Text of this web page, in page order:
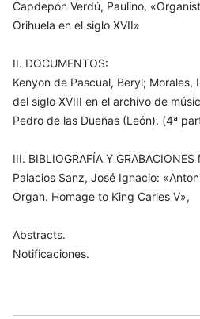
Capdepón Verdú, Paulino,
Orihuela en el siglo XVII»
II. DOCUMENTOS:
Kenyon de Pascual, Beryl; Morales,
del siglo XVIII en el archivo de
Pedro de las Dueñas (León). (4ª
III. BIBLIOGRAFÍA Y GRABACIONES
Palacios Sanz, José Ignacio:
Organ. Homage to King Carles V»,
Abstracts.
Notificaciones.